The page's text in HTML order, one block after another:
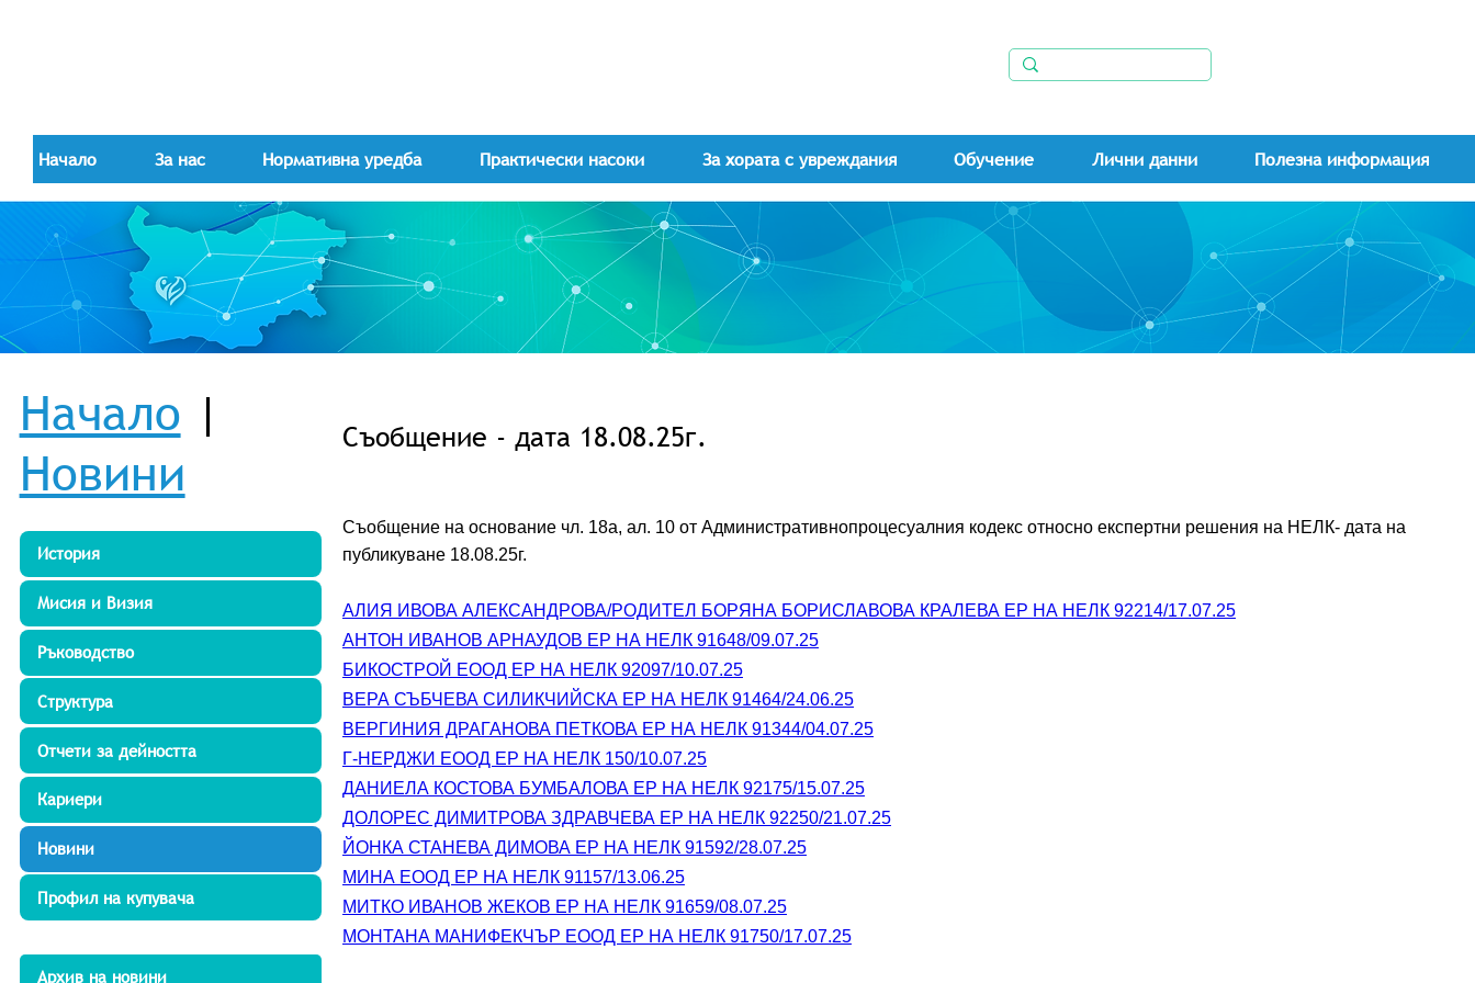
Начало За нас Нормативна уредба Практически насоки За хората с увреждания Обучение Лични данни Полезна информация
История
Мисия и Визия
Ръководство
Структура
Отчети за дейността
Кариери
Новини
Профил на купувача
Архив на новини
Начало |
Новини
Съобщениe - дата 18.08.25г.
Съобщение на основание чл. 18а, ал. 10 от Административнопроцесуалния кодекс относно експертни решения на НЕЛК- дата на
публикуване 18.08.25г.
АЛИЯ ИВОВА АЛЕКСАНДРОВА/РОДИТЕЛ БОРЯНА БОРИСЛАВОВА КРАЛЕВА ЕР НА НЕЛК 92214/17.07.25
АНТОН ИВАНОВ АРНАУДОВ ЕР НА НЕЛК 91648/09.07.25
БИКОСТРОЙ ЕООД ЕР НА НЕЛК 92097/10.07.25
ВЕРА СЪБЧЕВА СИЛИКЧИЙСКА ЕР НА НЕЛК 91464/24.06.25
ВЕРГИНИЯ ДРАГАНОВА ПЕТКОВА ЕР НА НЕЛК 91344/04.07.25
Г-НЕРДЖИ ЕООД ЕР НА НЕЛК 150/10.07.25
ДАНИЕЛА КОСТОВА БУМБАЛОВА ЕР НА НЕЛК 92175/15.07.25
ДОЛОРЕС ДИМИТРОВА ЗДРАВЧЕВА ЕР НА НЕЛК 92250/21.07.25
ЙОНКА СТАНЕВА ДИМОВА ЕР НА НЕЛК 91592/28.07.25
МИНА ЕООД ЕР НА НЕЛК 91157/13.06.25
МИТКО ИВАНОВ ЖЕКОВ ЕР НА НЕЛК 91659/08.07.25
МОНТАНА МАНИФЕКЧЪР ЕООД ЕР НА НЕЛК 91750/17.07.25